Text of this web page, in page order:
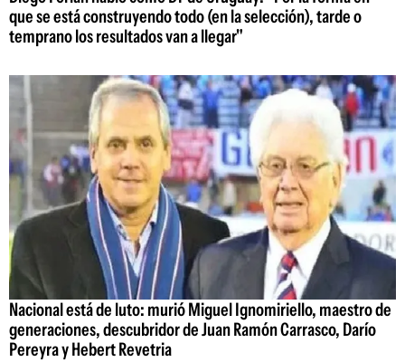
que se está construyendo todo (en la selección), tarde o
temprano los resultados van a llegar"
Nacional está de luto: murió Miguel Ignomiriello, maestro de
generaciones, descubridor de Juan Ramón Carrasco, Darío
Pereyra y Hebert Revetria